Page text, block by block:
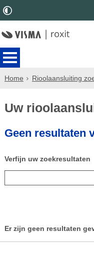
Home Rioolaansluiting
Uw
Geen resultaten
Verfijn uw zoekresultaten
Er zijn geen resultaten